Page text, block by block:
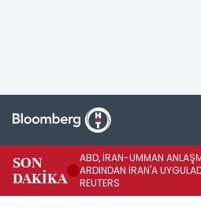
SON
DAKİKA
ABD, İRAN-UMMAN
ARDINDAN İRAN'A
REUTERS